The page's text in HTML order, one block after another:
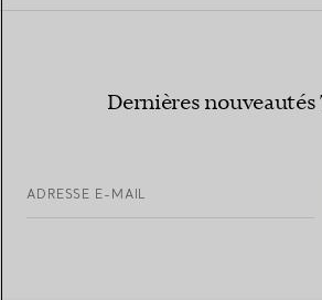
Dernières
ADRESSE E-MAIL